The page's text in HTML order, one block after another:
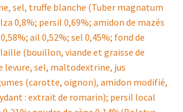
sel, truffe blanche (Tuber magnatum
0,8%; persil 0,69%; amidon de mazés
ail 0,52%; sel 0,45%; fond de
(bouillon, viande et graisse de
levure, sel, maltodextrine, jus
(carotte, oignon), amidon modifié,
: extrait de romarin); persil local